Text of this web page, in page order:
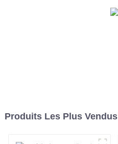
Produits Les Plus Vendus